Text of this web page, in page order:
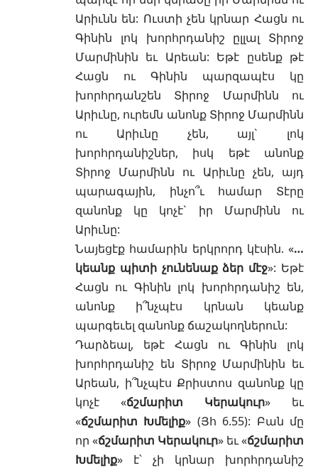
Արիւնն են: Ուստի չեն կրնար Հացն ու
Գինին լոկ խորհրդանիշ ըլլալ Տիրոջ
Մարմինին եւ Արեան: Եթէ ըսենք թէ
Հացն ու Գինին պարզապէս կը
խորհրդանշեն Տիրոջ Մարմինն ու
Արիւնը, ուրեմն անոնք Տիրոջ Մարմինն
ու Արիւնը չեն, այլ` լոկ
խորհրդանիշներ, իսկ եթէ անոնք
Տիրոջ Մարմինն ու Արիւնը չեն, այդ
պարագային, ինչո՞ւ համար Տէրը
զանոնք կը կոչէ` իր Մարմինն ու
Արիւնը:
Նայեցէք համարին երկրորդ կէսին. «…
կեանք պիտի չունենաք ձեր մէջ»: Եթէ
Հացն ու Գինին լոկ խորհրդանիշ են,
անոնք ի՞նչպէս կրնան կեանք
պարգեւել զանոնք ճաշակողներուն:
Դարձեալ, եթէ Հացն ու Գինին լոկ
խորհրդանիշ են Տիրոջ Մարմինին եւ
Արեան, ի՞նչպէս Քրիստոս զանոնք կը
կոչէ «ճշմարիտ Կերակուր» եւ
«ճշմարիտ Խմելիք» (Յհ 6.55): Բան մը
որ «ճշմարիտ Կերակուր» եւ «ճշմարիտ
Խմելիք» է՝ չի կրնար խորհրդանիշ